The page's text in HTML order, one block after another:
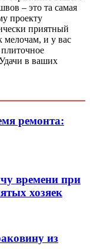
– это та самая
проекту
приятный
мелочам, и у вас
плиточное
в ваших
ремонта:
времени при
хозяек
из